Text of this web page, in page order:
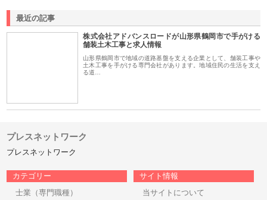
最近の記事
株式会社アドバンスロードが山形県鶴岡市で手がける
舗装土木工事と求人情報
山形県鶴岡市で地域の道路基盤を支える企業として、舗装工事や
土木工事を手がける専門会社があります。地域住民の生活を支え
る道…
プレスネットワーク
プレスネットワーク
カテゴリー
士業（専門職種）
サイト情報
当サイトについて